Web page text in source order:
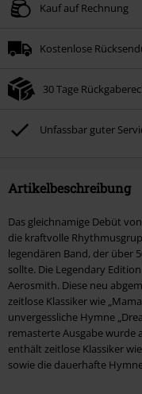
Kauf auf Rechnung
Kostenlose
30 Tage
Unfassbar guter
Artikelbeschreibung
Das gleichnamige Debüt
die kraftvolle
legendären Band, der über
sollte. Die Legendary
Aerosmith. Diese neu
zeitlose Klassiker wie
unvergessliche Hymne
remasterte Ausgabe wurde
enthält zeitlose Klassiker
sowie die dauerhafte